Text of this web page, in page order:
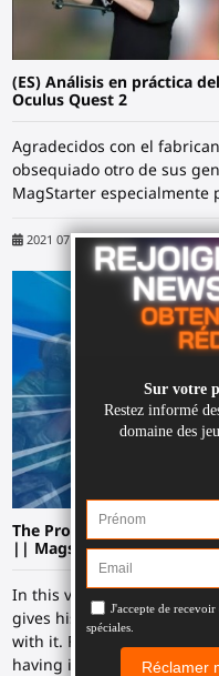
(ES) Análisis en práctica
Oculus Quest 2
Agradecidos con el
obsequiado otro de sus
MagStarter especialmente
2021 07 14 SHIELDRoid
The ProTube VR
|| Magstarter Full Review
In this video, Shynee uses
gives his full review. He
with it. Finally, he rates it
having its flaws.